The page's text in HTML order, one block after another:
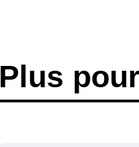
Plus